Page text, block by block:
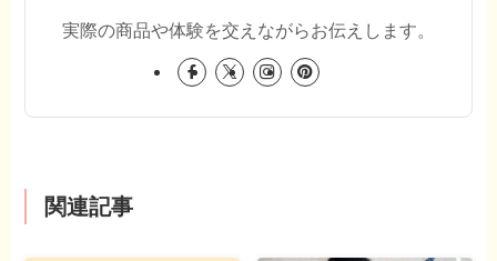
実際の商品や体験を交えながらお伝えします。
関連記事